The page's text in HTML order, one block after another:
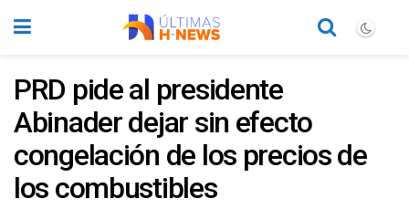
PRD pide al presidente
Abinader dejar sin efecto
congelación de los precios de
los combustibles